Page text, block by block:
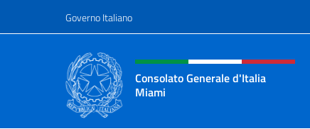
Governo Italiano
Intestazione sito, social e
Consolato Generale d'Italia
Miami